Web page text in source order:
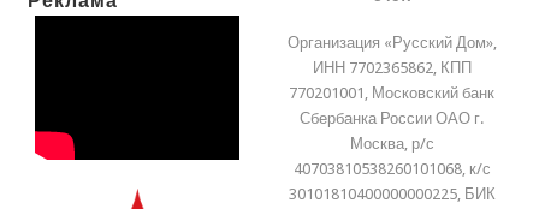
Организация «Русский Дом»,
ИНН 7702365862, КПП
770201001, Московский банк
Сбербанка России ОАО г.
Москва, р/с
40703810538260101068, к/с
30101810400000000225, БИК